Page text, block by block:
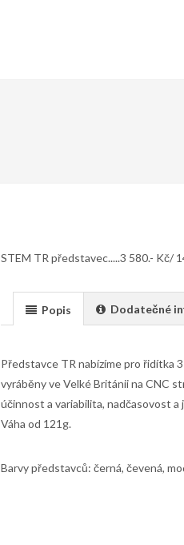
STEM TR představec.....3 580.- Kč/
Popis Dodatečné
Představce TR nabízíme pro řidítka
vyráběny ve Velké Británii na CNC
účinnost a variabilita, nadčasovost a
Váha od 121g.
Barvy představců: černá, čevená,